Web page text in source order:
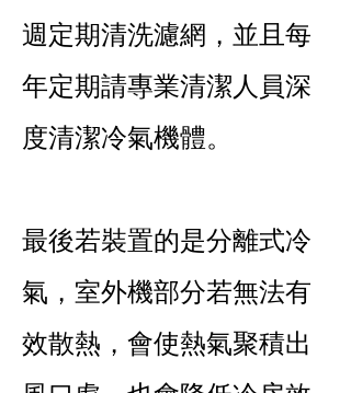
週定期清洗濾網，並且每
年定期請專業清潔人員深
度清潔冷氣機體。
最後若裝置的是分離式冷
氣，室外機部分若無法有
效散熱，會使熱氣聚積出